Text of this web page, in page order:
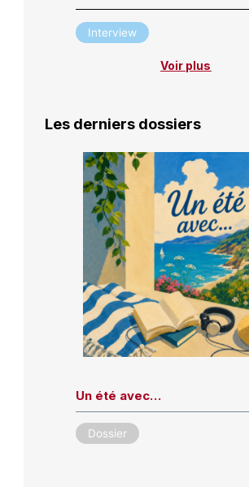
Interview
Voir plus
Les derniers dossiers
Un été avec…
Dossier